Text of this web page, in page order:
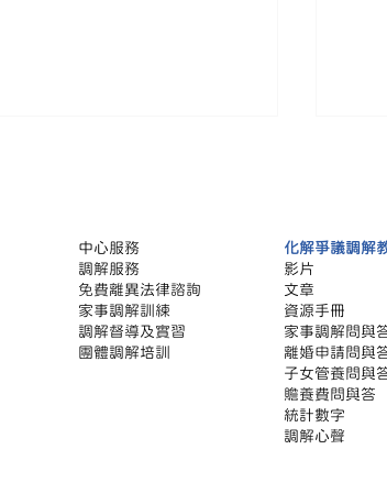
Seminar on Family
Practice 2026
贍養
議」
中心服務
調解服務
​免費離異法律諮詢
家事調解訓練
調解督導及實習
團體調解培訓
化解爭議調解
影片
文章
​資源手冊
家事調解問與
離婚申請問與
子女管養問與
贍養費問與答
統計數字
調解心聲